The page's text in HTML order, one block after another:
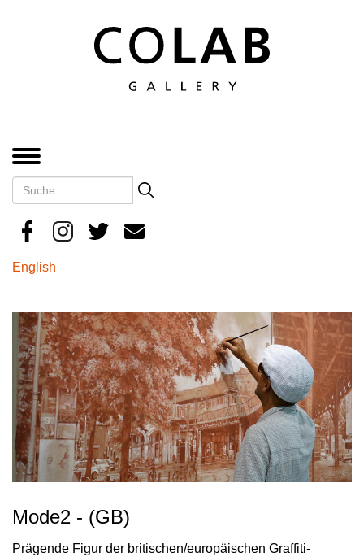
Search
Suche
English
Mode2 - (GB)
Prägende Figur der britischen/europäischen Graffiti-